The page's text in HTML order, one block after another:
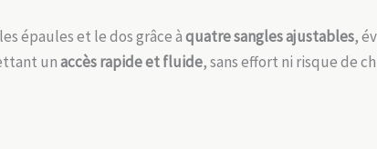
épaules et le dos grâce àquatre sangles ajustables,
unaccès rapide et fluide, sans effort ni risque de